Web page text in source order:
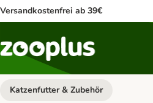
Versandkostenfrei ab 39€
Katzenfutter & Zubehör